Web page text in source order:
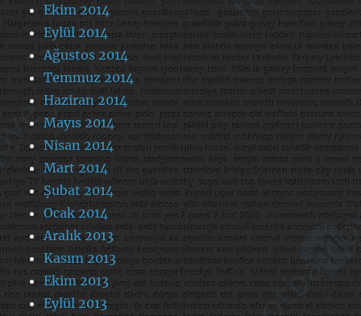
Ekim 2014
Eylül 2014
Ağustos 2014
Temmuz 2014
Haziran 2014
Mayıs 2014
Nisan 2014
Mart 2014
Şubat 2014
Ocak 2014
Aralık 2013
Kasım 2013
Ekim 2013
Eylül 2013